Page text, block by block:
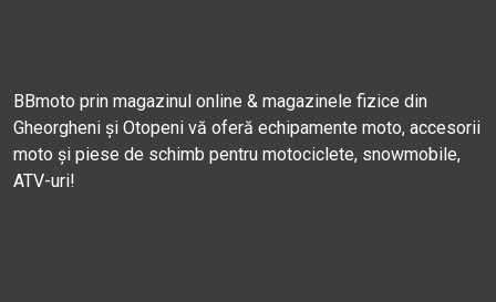
BBmoto prin magazinul online & magazinele fizice din
Gheorgheni și Otopeni vă oferă echipamente moto, accesorii
moto și piese de schimb pentru motociclete, snowmobile,
ATV-uri!